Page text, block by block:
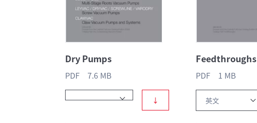
Dry Pumps
PDF 7.6 MB
↓
Feedthroughs
PDF 1 MB